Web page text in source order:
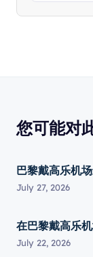
您可能对
巴黎戴高乐机
July 27, 2026
在巴黎戴高乐
July 22, 2026